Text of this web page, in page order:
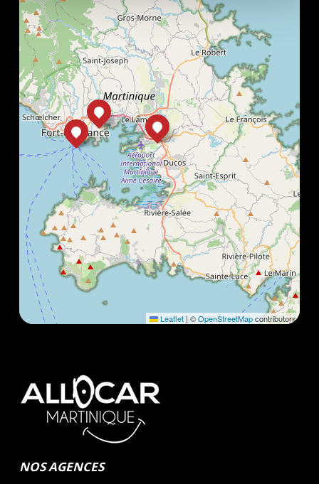
Leaflet | ©OpenStreetMapcontributors
NOS AGENCES